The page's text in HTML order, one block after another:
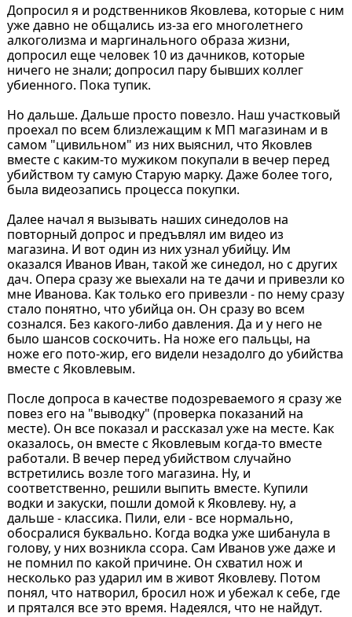
Допросил я и родственников Яковлева, которые с ним
уже давно не общались из-за его многолетнего
алкоголизма и маргинального образа жизни,
допросил еще человек 10 из дачников, которые
ничего не знали; допросил пару бывших коллег
убиенного. Пока тупик.
Но дальше. Дальше просто повезло. Наш участковый
проехал по всем близлежащим к МП магазинам и в
самом "цивильном" из них выяснил, что Яковлев
вместе с каким-то мужиком покупали в вечер перед
убийством ту самую Старую марку. Даже более того,
была видеозапись процесса покупки.
Далее начал я вызывать наших синедолов на
повторный допрос и предъвлял им видео из
магазина. И вот один из них узнал убийцу. Им
оказался Иванов Иван, такой же синедол, но с других
дач. Опера сразу же выехали на те дачи и привезли ко
мне Иванова. Как только его привезли - по нему сразу
стало понятно, что убийца он. Он сразу во всем
сознался. Без какого-либо давления. Да и у него не
было шансов соскочить. На ноже его пальцы, на
ноже его пото-жир, его видели незадолго до убийства
вместе с Яковлевым.
После допроса в качестве подозреваемого я сразу же
повез его на "выводку" (проверка показаний на
месте). Он все показал и рассказал уже на месте. Как
оказалось, он вместе с Яковлевым когда-то вместе
работали. В вечер перед убийством случайно
встретились возле того магазина. Ну, и
соответственно, решили выпить вместе. Купили
водки и закуски, пошли домой к Яковлеву. ну, а
дальше - классика. Пили, ели - все нормально,
обосралися буквально. Когда водка уже шибанула в
голову, у них возникла ссора. Сам Иванов уже даже и
не помнил по какой причине. Он схватил нож и
несколько раз ударил им в живот Яковлеву. Потом
понял, что натворил, бросил нож и убежал к себе, где
и прятался все это время. Надеялся, что не найдут.